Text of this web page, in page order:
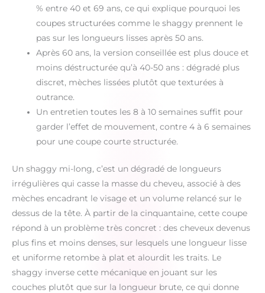
% entre 40 et 69 ans, ce qui explique pourquoi les
coupes structurées comme le shaggy prennent le
pas sur les longueurs lisses après 50 ans.
Après 60 ans, la version conseillée est plus douce et
moins déstructurée qu’à 40-50 ans : dégradé plus
discret, mèches lissées plutôt que texturées à
outrance.
Un entretien toutes les 8 à 10 semaines suffit pour
garder l’effet de mouvement, contre 4 à 6 semaines
pour une coupe courte structurée.
Un shaggy mi-long, c’est un dégradé de longueurs
irrégulières qui casse la masse du cheveu, associé à des
mèches encadrant le visage et un volume relancé sur le
dessus de la tête. À partir de la cinquantaine, cette coupe
répond à un problème très concret : des cheveux devenus
plus fins et moins denses, sur lesquels une longueur lisse
et uniforme retombe à plat et alourdit les traits. Le
shaggy inverse cette mécanique en jouant sur les
couches plutôt que sur la longueur brute, ce qui donne